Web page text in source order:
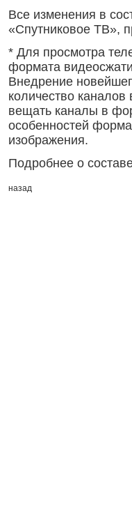
Все изменения в
«Спутниковое ТВ»,
* Для просмотра
формата
Внедрение
количество
вещать каналы в
особенностей
изображения.
Подробнее о
назад